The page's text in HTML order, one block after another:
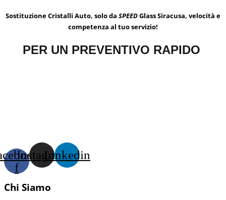
Sostituzione Cristalli Auto, solo da SPEEDGlass Siracusa, velocità e
competenza al tuo servizio!
PER UN PREVENTIVO RAPIDO
f
InstagramLinkedin
Chi Siamo